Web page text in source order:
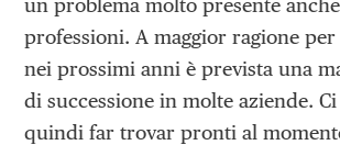
un problema molto presente
professioni. A maggior ragione
nei prossimi anni è prevista una
di successione in molte aziende.
quindi far trovar pronti al